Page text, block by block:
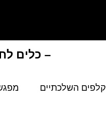
– כלים
קלפים השלכתיים